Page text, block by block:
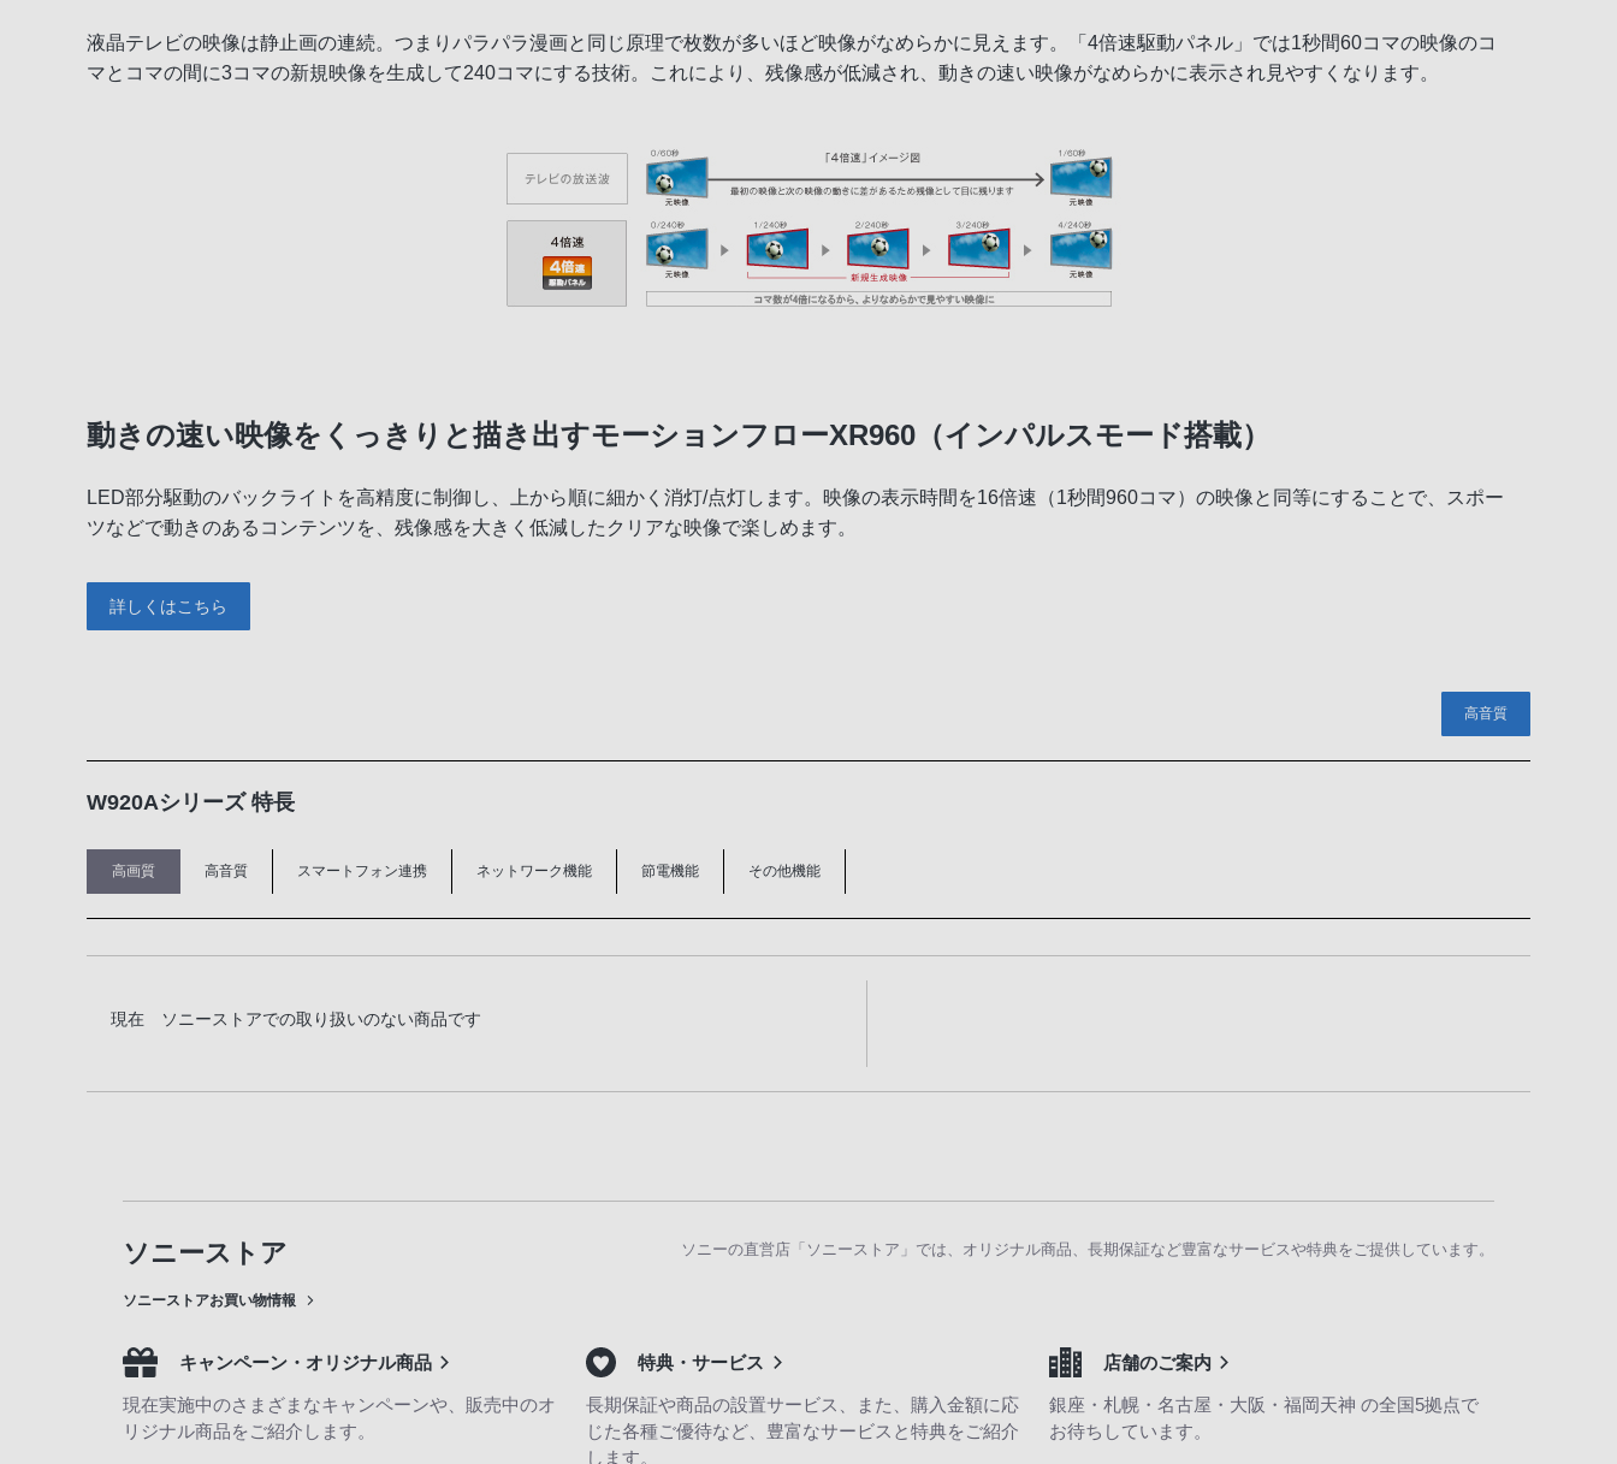
液晶テレビの映像は静止画の連続。つまりパラパラ漫画と同じ原理で枚数が多いほど映像がなめらかに見えます。「4倍速駆動パネル」では1秒間60コマの映像のコ
マとコマの間に3コマの新規映像を生成して240コマにする技術。これにより、残像感が低減され、動きの速い映像がなめらかに表示され見やすくなります。
動きの速い映像をくっきりと描き出すモーションフローXR960（インパルスモード搭載）
LED部分駆動のバックライトを高精度に制御し、上から順に細かく消灯/点灯します。映像の表示時間を16倍速（1秒間960コマ）の映像と同等にすることで、スポー
ツなどで動きのあるコンテンツを、残像感を大きく低減したクリアな映像で楽しめます。
詳しくはこちら
高音質
W920Aシリーズ 特長
高画質 高音質 スマートフォン連携 ネットワーク機能 節電機能 その他機能
現在 ソニーストアでの取り扱いのない商品です
ソニーストア ソニーの直営店「ソニーストア」では、オリジナル商品、長期保証など豊富なサービスや特典をご提供しています。
ソニーストアお買い物情報
キャンペーン・オリジナル商品
現在実施中のさまざまなキャンペーンや、販売中のオ
リジナル商品をご紹介します。
特典・サービス
長期保証や商品の設置サービス、また、購入金額に応
じた各種ご優待など、豊富なサービスと特典をご紹介
します。
店舗のご案内
銀座・札幌・名古屋・大阪・福岡天神 の全国5拠点で
お待ちしています。